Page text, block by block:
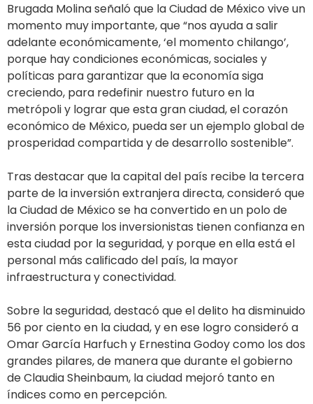
Brugada Molina señaló que la Ciudad de México vive un
momento muy importante, que “nos ayuda a salir
adelante económicamente, ‘el momento chilango’,
porque hay condiciones económicas, sociales y
políticas para garantizar que la economía siga
creciendo, para redefinir nuestro futuro en la
metrópoli y lograr que esta gran ciudad, el corazón
económico de México, pueda ser un ejemplo global de
prosperidad compartida y de desarrollo sostenible”.
Tras destacar que la capital del país recibe la tercera
parte de la inversión extranjera directa, consideró que
la Ciudad de México se ha convertido en un polo de
inversión porque los inversionistas tienen confianza en
esta ciudad por la seguridad, y porque en ella está el
personal más calificado del país, la mayor
infraestructura y conectividad.
Sobre la seguridad, destacó que el delito ha disminuido
56 por ciento en la ciudad, y en ese logro consideró a
Omar García Harfuch y Ernestina Godoy como los dos
grandes pilares, de manera que durante el gobierno
de Claudia Sheinbaum, la ciudad mejoró tanto en
índices como en percepción.